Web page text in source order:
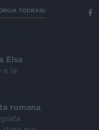
TODRANI
Elsa
e la
romana